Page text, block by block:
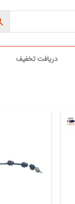
دریافت تخفیف